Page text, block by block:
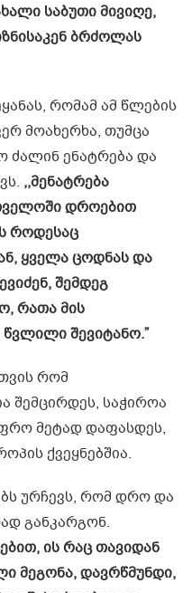
საბუთი მივიღე,
ბრძოლას
რომამ ამ წლების
მოახერხა, თუმცა
ძალინ ენატრება და
,,მენატრება
დროებით
როდესაც
ყველა ცოდნას და
შემდეგ
რათა მის
წვლილი შევიტანო.”
რომ
შემცირდეს, საჭიროა
მეტად დაფასდეს,
ქვეყნებშია.
ურჩევს, რომ დრო და
განკარგონ.
ის რაც თავიდან
მეგონა, დავრწმუნდი,